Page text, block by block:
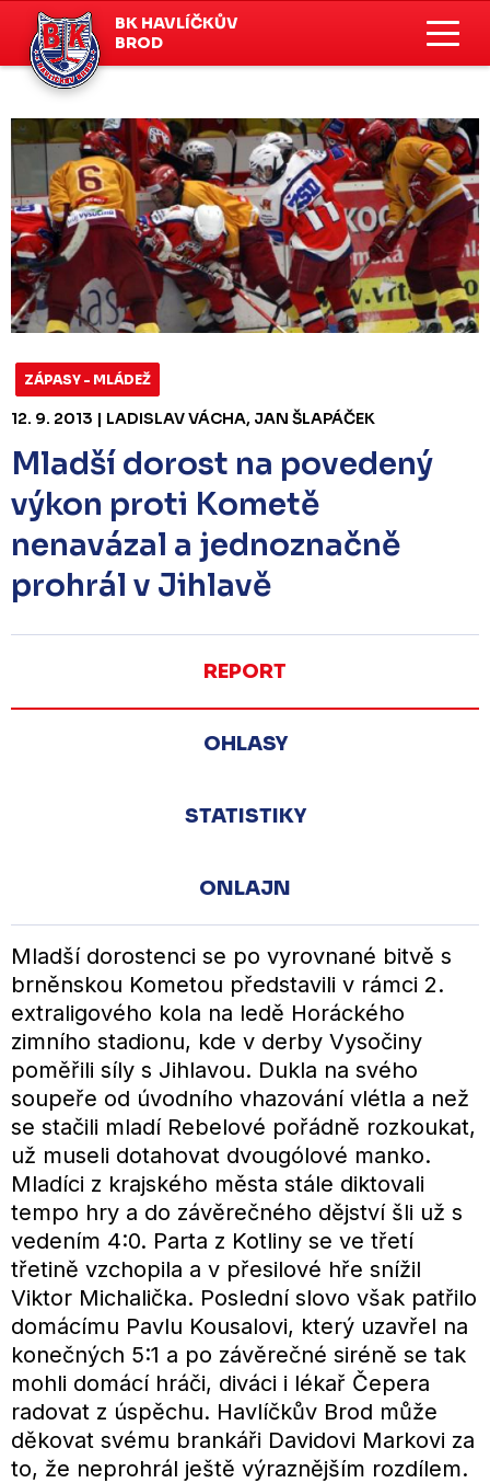
BK HAVLÍČKŮV
BROD
ZÁPASY - MLÁDEŽ
12. 9. 2013 | LADISLAV VÁCHA, JAN ŠLAPÁČEK
Mladší dorost na povedený
výkon proti Kometě
nenavázal a jednoznačně
prohrál v Jihlavě
REPORT
OHLASY
STATISTIKY
ONLAJN
Mladší dorostenci se po vyrovnané bitvě s
brněnskou Kometou představili v rámci 2.
extraligového kola na ledě Horáckého
zimního stadionu, kde v derby Vysočiny
poměřili síly s Jihlavou. Dukla na svého
soupeře od úvodního vhazování vlétla a než
se stačili mladí Rebelové pořádně rozkoukat,
už museli dotahovat dvougólové manko.
Mladíci z krajského města stále diktovali
tempo hry a do závěrečného dějství šli už s
vedením 4:0. Parta z Kotliny se ve třetí
třetině vzchopila a v přesilové hře snížil
Viktor Michalička. Poslední slovo však patřilo
domácímu Pavlu Kousalovi, který uzavřel na
konečných 5:1 a po závěrečné siréně se tak
mohli domácí hráči, diváci i lékař Čepera
radovat z úspěchu. Havlíčkův Brod může
děkovat svému brankáři Davidovi Markovi za
to, že neprohrál ještě výraznějším rozdílem.